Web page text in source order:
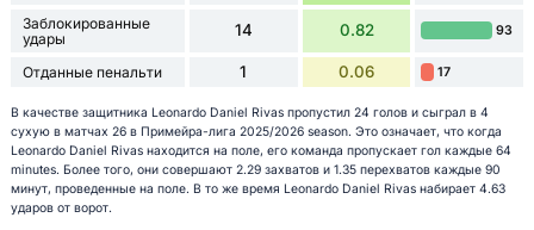
Заблокированные
удары
14 0.82 93
Отданные пенальти 1 0.06 17
В качестве защитника Leonardo Daniel Rivas пропустил 24 голов и сыграл в 4
сухую в матчах 26 в Примейра-лига 2025/2026 season. Это означает, что когда
Leonardo Daniel Rivas находится на поле, его команда пропускает гол каждые 64
minutes. Более того, они совершают 2.29 захватов и 1.35 перехватов каждые 90
минут, проведенные на поле. В то же время Leonardo Daniel Rivas набирает 4.63
ударов от ворот.